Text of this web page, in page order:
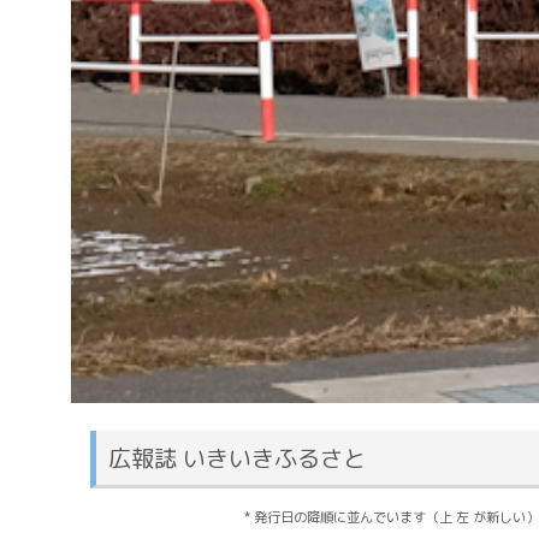
広報誌 いきいきふるさと
* 発行日の降順に並んでいます（上 左 が新しい